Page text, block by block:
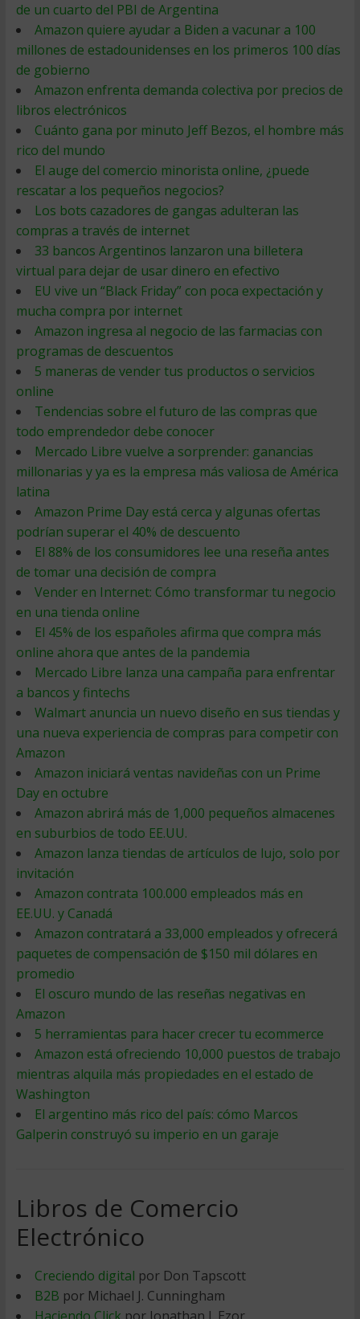
de un cuarto del PBI de Argentina
Amazon quiere ayudar a Biden a vacunar a 100
millones de estadounidenses en los primeros 100 días
de gobierno
Amazon enfrenta demanda colectiva por precios de
libros electrónicos
Cuánto gana por minuto Jeff Bezos, el hombre más
rico del mundo
El auge del comercio minorista online, ¿puede
rescatar a los pequeños negocios?
Los bots cazadores de gangas adulteran las
compras a través de internet
33 bancos Argentinos lanzaron una billetera
virtual para dejar de usar dinero en efectivo
EU vive un “Black Friday” con poca expectación y
mucha compra por internet
Amazon ingresa al negocio de las farmacias con
programas de descuentos
5 maneras de vender tus productos o servicios
online
Tendencias sobre el futuro de las compras que
todo emprendedor debe conocer
Mercado Libre vuelve a sorprender: ganancias
millonarias y ya es la empresa más valiosa de América
latina
Amazon Prime Day está cerca y algunas ofertas
podrían superar el 40% de descuento
El 88% de los consumidores lee una reseña antes
de tomar una decisión de compra
Vender en Internet: Cómo transformar tu negocio
en una tienda online
El 45% de los españoles afirma que compra más
online ahora que antes de la pandemia
Mercado Libre lanza una campaña para enfrentar
a bancos y fintechs
Walmart anuncia un nuevo diseño en sus tiendas y
una nueva experiencia de compras para competir con
Amazon
Amazon iniciará ventas navideñas con un Prime
Day en octubre
Amazon abrirá más de 1,000 pequeños almacenes
en suburbios de todo EE.UU.
Amazon lanza tiendas de artículos de lujo, solo por
invitación
Amazon contrata 100.000 empleados más en
EE.UU. y Canadá
Amazon contratará a 33,000 empleados y ofrecerá
paquetes de compensación de $150 mil dólares en
promedio
El oscuro mundo de las reseñas negativas en
Amazon
5 herramientas para hacer crecer tu ecommerce
Amazon está ofreciendo 10,000 puestos de trabajo
mientras alquila más propiedades en el estado de
Washington
El argentino más rico del país: cómo Marcos
Galperin construyó su imperio en un garaje
Libros de Comercio
Electrónico
Creciendo digital por Don Tapscott
B2B por Michael J. Cunningham